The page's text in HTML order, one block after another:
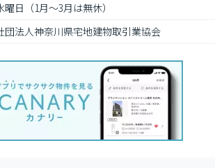
曜日（1月～3月は無休）
団法人神奈川県宅地建物取引業協会